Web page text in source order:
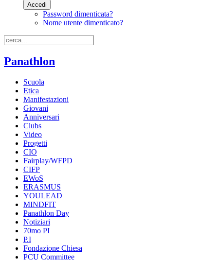
Accedi
Password dimenticata?
Nome utente dimenticato?
Panathlon
Scuola
Etica
Manifestazioni
Giovani
Anniversari
Clubs
Video
Progetti
CIO
Fairplay/WFPD
CIFP
EWoS
ERASMUS
YOULEAD
MINDFIT
Panathlon Day
Notiziari
70mo PI
P.I
Fondazione Chiesa
PCU Committee